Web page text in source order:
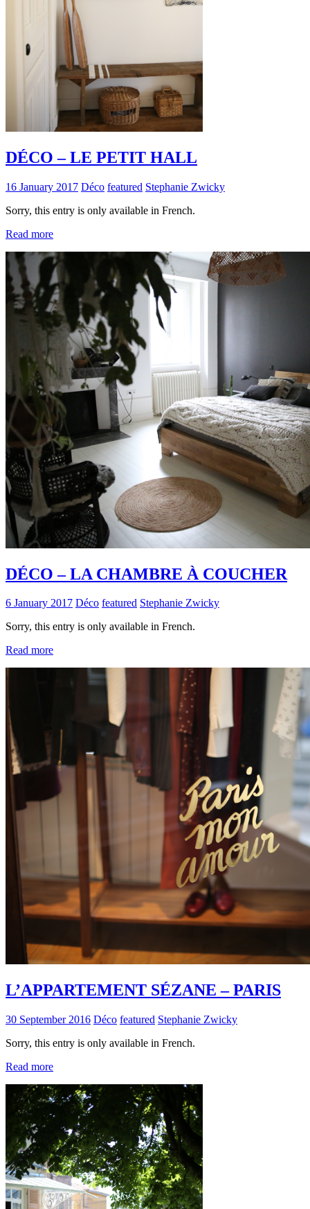
DÉCO – LE PETIT HALL
16 January 2017 Déco featured Stephanie Zwicky
Sorry, this entry is only available in French.
Read more
DÉCO – LA CHAMBRE À COUCHER
6 January 2017 Déco featured Stephanie Zwicky
Sorry, this entry is only available in French.
Read more
L’APPARTEMENT SÉZANE – PARIS
30 September 2016 Déco featured Stephanie Zwicky
Sorry, this entry is only available in French.
Read more